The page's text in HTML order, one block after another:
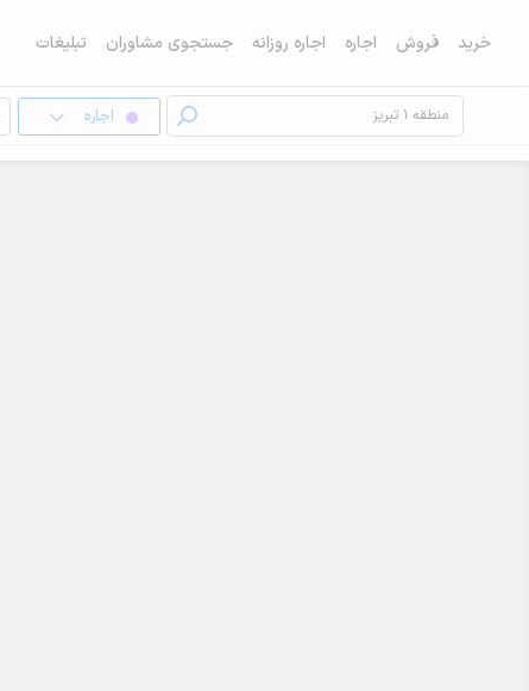
خرید فروش اجاره اجاره روزانه جستجوی مشاوران تبلیغات
اجاره